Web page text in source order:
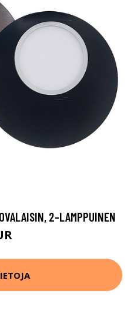
2-LAMPPUINEN